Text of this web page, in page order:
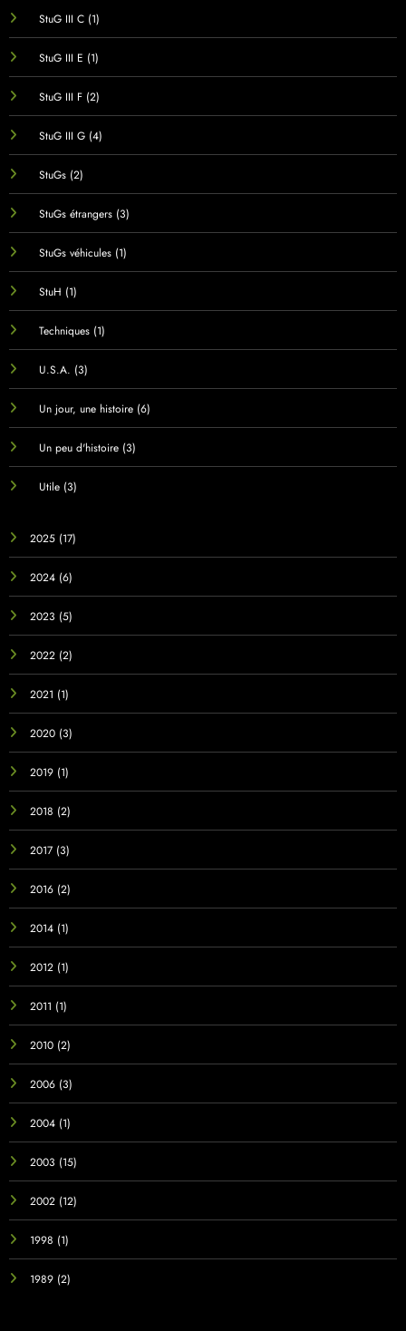
StuG III C(1)
StuG III E (1)
StuG III F(2)
StuG III G(4)
StuGs(2)
StuGs étrangers(3)
StuGs véhicules(1)
StuH (1)
Techniques(1)
U.S.A. (3)
Un jour, une histoire(6)
Un peu d'histoire(3)
Utile(3)
2025 (17)
2024 (6)
2023 (5)
2022 (2)
2021 (1)
2020 (3)
2019 (1)
2018 (2)
2017 (3)
2016 (2)
2014 (1)
2012 (1)
2011 (1)
2010 (2)
2006 (3)
2004 (1)
2003 (15)
2002 (12)
1998 (1)
1989 (2)